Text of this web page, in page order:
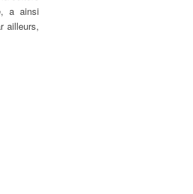
a ainsi
ailleurs,